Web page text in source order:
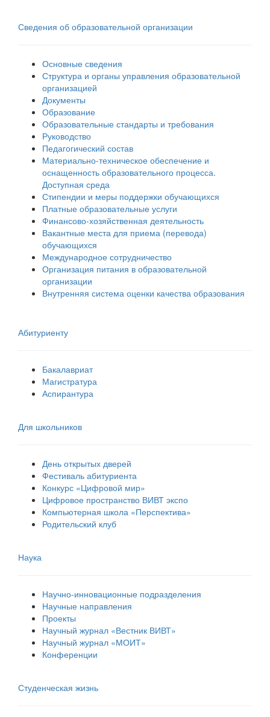
Сведения об образовательной организации
Основные сведения
Структура и органы управления образовательной
организацией
Документы
Образование
Образовательные стандарты и требования
Руководство
Педагогический состав
Материально-техническое обеспечение и
оснащенность образовательного процесса.
Доступная среда
Стипендии и меры поддержки обучающихся
Платные образовательные услуги
Финансово-хозяйственная деятельность
Вакантные места для приема (перевода)
обучающихся
Международное сотрудничество
Организация питания в образовательной
организации
Внутренняя система оценки качества образования
Абитуриенту
Бакалавриат
Магистратура
Аспирантура
Для школьников
День открытых дверей
Фестиваль абитуриента
Конкурс «Цифровой мир»
Цифровое пространство ВИВТ экспо
Компьютерная школа «Перспектива»
Родительский клуб
Наука
Научно-инновационные подразделения
Научные направления
Проекты
Научный журнал «Вестник ВИВТ»
Научный журнал «МОИТ»
Конференции
Студенческая жизнь